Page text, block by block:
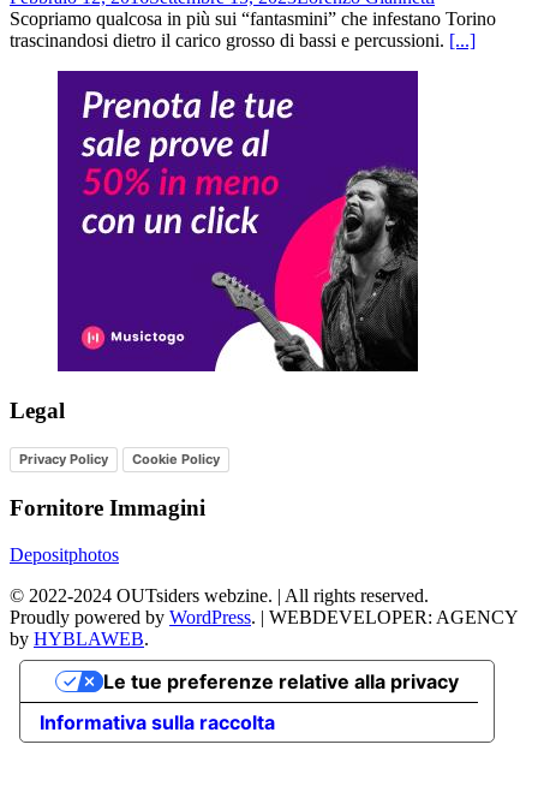
Scopriamo qualcosa in più sui “fantasmini” che infestano Torino
trascinandosi dietro il carico grosso di bassi e percussioni. [...]
Legal
Privacy Policy Cookie Policy
Fornitore Immagini
Depositphotos
© 2022-2024 OUTsiders webzine. | All rights reserved.
Proudly powered by WordPress. | WEBDEVELOPER: AGENCY
by HYBLAWEB.
Informativa sulla raccolta
Le tue preferenze relative alla privacy